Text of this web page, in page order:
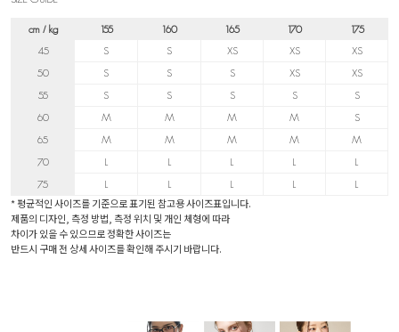
cm / kg 155 160 165 170
175
45
S S XS XS
XS
50
S S S XS
XS
55
S S S S
S
60
M M M M
S
65
M M M M
M
70
L L L L
L
75
L L L L L
* 평균적인 사이즈를 기준으로 표기된 참고용 사이즈표입니다.
제품의 디자인, 측정 방법, 측정 위치 및 개인 체형에 따라
차이가 있을 수 있으므로 정확한 사이즈는
반드시 구매 전 상세 사이즈를 확인해 주시기 바랍니다.